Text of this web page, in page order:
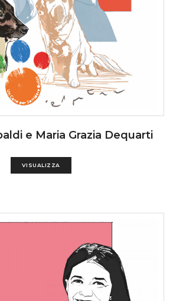
e Maria Grazia Dequarti
VISUALIZZA